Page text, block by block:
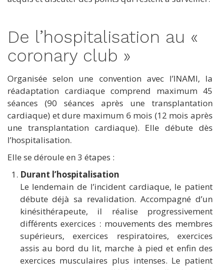
De l’hospitalisation au «
coronary club »
Organisée selon une convention avec l’INAMI, la
réadaptation cardiaque comprend maximum 45
séances (90 séances après une transplantation
cardiaque) et dure maximum 6 mois (12 mois après
une transplantation cardiaque). Elle débute dès
l’hospitalisation.
Elle se déroule en 3 étapes :
Durant l’hospitalisation
Le lendemain de l’incident cardiaque, le patient
débute déjà sa revalidation. Accompagné d’un
kinésithérapeute, il réalise progressivement
différents exercices : mouvements des membres
supérieurs, exercices respiratoires, exercices
assis au bord du lit, marche à pied et enfin des
exercices musculaires plus intenses. Le patient